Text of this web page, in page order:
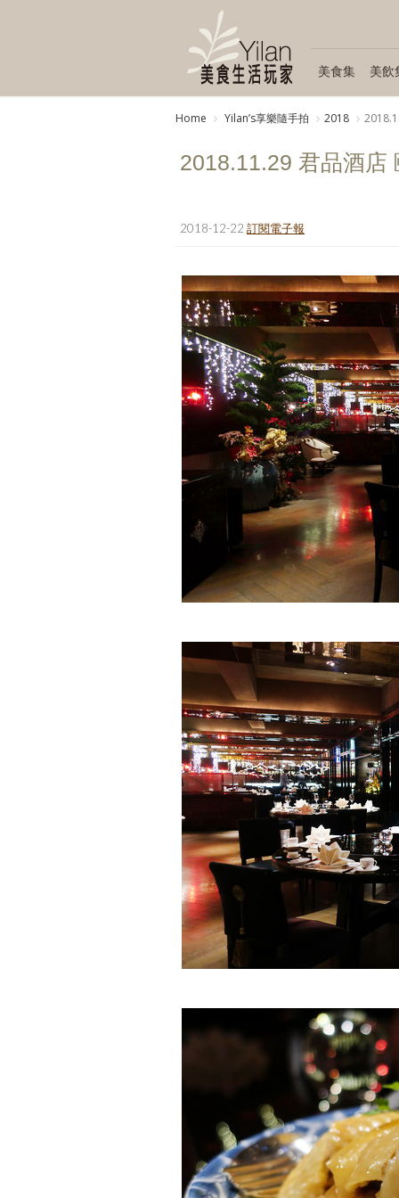
美食集 美飲
Home Yilanʼs享樂隨手拍 2018
2018.11.29 君品酒店
2018-12-22 訂閱電子報